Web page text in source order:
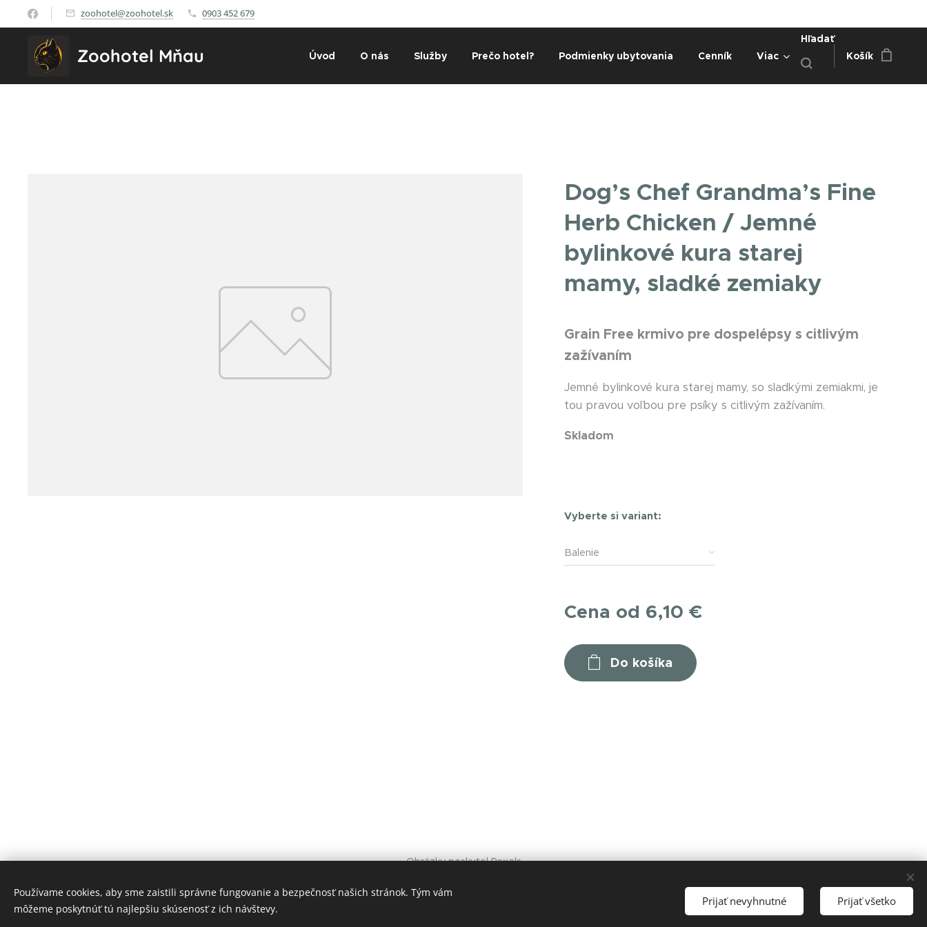
zoohotel@zoohotel.sk 0903 452 679
Zoohotel Mňau Úvod O nás Služby Prečo hotel? Podmienky ubytovania Cenník Viac
Hľadať
Košík
Dog’s Chef Grandma’s Fine
Herb Chicken / Jemné
bylinkové kura starej
mamy, sladké zemiaky
Grain Free krmivo pre dospelépsy s citlivým
zažívaním
Jemné bylinkové kura starej mamy, so sladkými zemiakmi, je
tou pravou voľbou pre psíky s citlivým zažívaním.
Skladom
Vyberte si variant:
Balenie
Cena od 6,10 €
Do košíka
Obrázky poskytolPexels
Používame cookies, aby sme zaistili správne fungovanie a bezpečnosť našich stránok. Tým vám
môžeme poskytnúť tú najlepšiu skúsenosť z ich návštevy.
Prijať nevyhnutné Prijať všetko